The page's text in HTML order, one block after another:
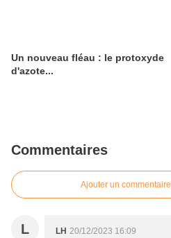
Un nouveau fléau : le protoxyde
d'azote...
Commentaires
Ajouter un commentaire
L LH 20/12/2023 16:09